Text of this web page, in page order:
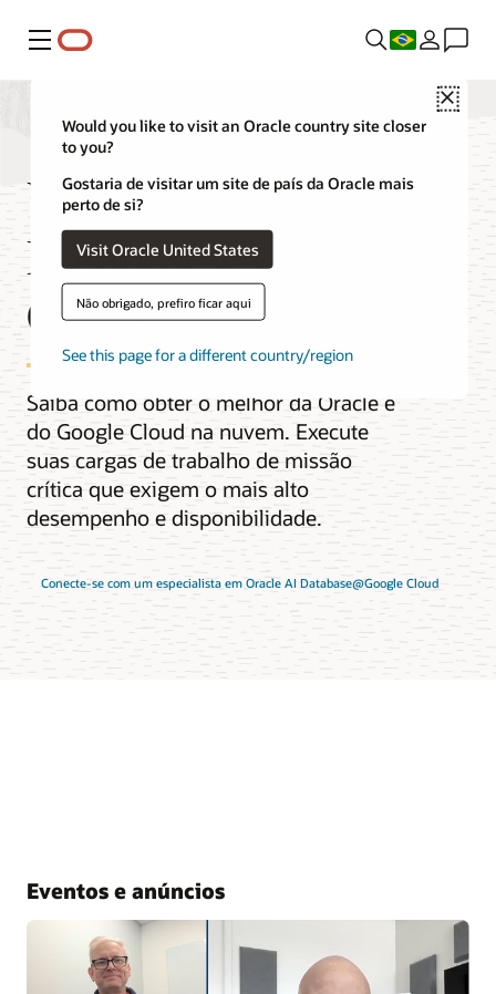
Menu
Close
Would you like to visit an Oracle country site closer
to you?
Gostaria de visitar um site de país da Oracle mais
perto de si?
Visit Oracle United States
Não obrigado, prefiro ficar aqui
See this page for a different country/region
Vídeos do Oracle AI
Database@Google
Cloud
Saiba como obter o melhor da Oracle e
do Google Cloud na nuvem. Execute
suas cargas de trabalho de missão
crítica que exigem o mais alto
desempenho e disponibilidade.
Conecte-se com um especialista em Oracle AI Database@Google Cloud
Eventos e anúncios